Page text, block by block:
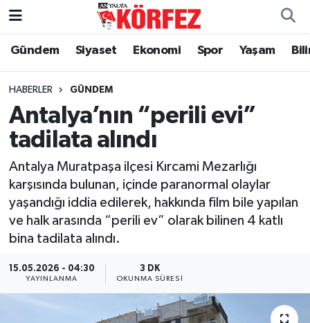
Gündem Siyaset Ekonomi Spor Yaşam
HABERLER GÜNDEM
Antalya’nın “perili evi”
tadilata alındı
Antalya Muratpaşa ilçesi Kırcami Mezarlığı
karşısında bulunan, içinde paranormal olaylar
yaşandığı iddia edilerek, hakkında film bile yapılan
ve halk arasında “perili ev” olarak bilinen 4 katlı
bina tadilata alındı.
15.05.2026 - 04:30
YAYINLANMA
3 DK
OKUNMA SÜRESI
Gündem
Siyaset
Yerel Yönetim
Yaşam
Asayiş
Nöbetçi Eczaneler
Hava Durumu
Trafik Durumu
Tüm Manşetler
Son Dakika Haberleri
Haber Arşivi